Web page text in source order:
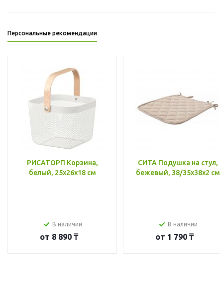
Персональные рекомендации
РИСАТОРП Корзина,
белый, 25x26x18 см
В наличии
от 8 890 ₸
СИТА Подушка на стул,
бежевый, 38/35x38x2 см
В наличии
от 1 790 ₸